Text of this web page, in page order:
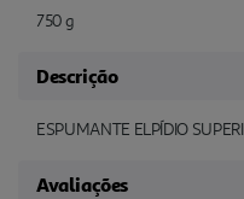
750 g
Descrição
ESPUMANTE ELPÍDIO
Avaliações